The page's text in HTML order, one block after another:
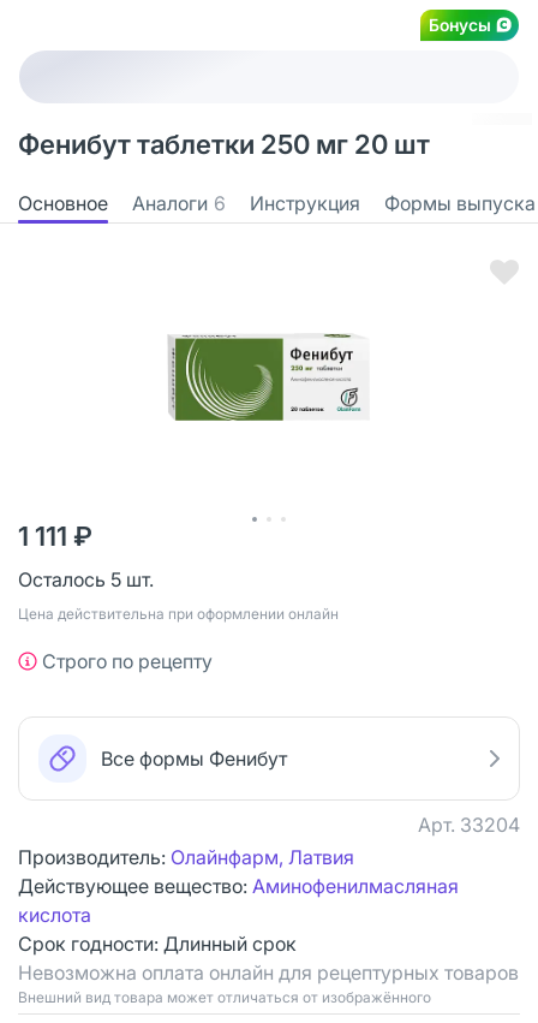
Бонусы
Фенибут таблетки 250 мг 20 шт
Основное Аналоги 6 Инструкция Формы выпуска
1 111 ₽
Осталось 5 шт.
Цена действительна при оформлении онлайн
Строго по рецепту
Все формы Фенибут
Арт. 33204
Производитель: Олайнфарм, Латвия
Действующее вещество: Аминофенилмасляная
кислота
Срок годности: Длинный срок
Невозможна оплата онлайн для рецептурных товаров
Bнешний вид товара может отличаться от изображённого